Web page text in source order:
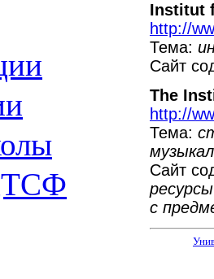
Institut
http://
Тема:
Сайт
The
http://
Тема:
Сайт
с